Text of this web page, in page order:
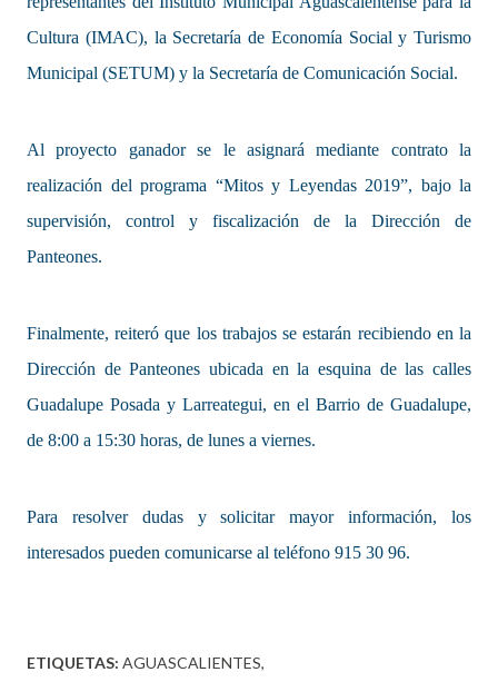
Cultura (IMAC), la Secretaría de Economía Social y Turismo
Municipal (SETUM) y la Secretaría de Comunicación Social.
Al proyecto ganador se le asignará mediante contrato la
realización del programa “Mitos y Leyendas 2019”, bajo la
supervisión, control y fiscalización de la Dirección de
Panteones.
Finalmente, reiteró que los trabajos se estarán recibiendo en la
Dirección de Panteones ubicada en la esquina de las calles
Guadalupe Posada y Larreategui, en el Barrio de Guadalupe,
de 8:00 a 15:30 horas, de lunes a viernes.
Para resolver dudas y solicitar mayor información, los
interesados pueden comunicarse al teléfono 915 30 96.
ETIQUETAS: AGUASCALIENTES